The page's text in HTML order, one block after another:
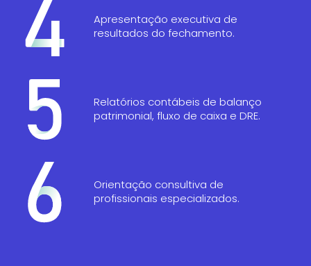
Apresentação executiva de
resultados do fechamento.
Relatórios contábeis de balanço
patrimonial, fluxo de caixa e DRE.
Orientação consultiva de
profissionais especializados.